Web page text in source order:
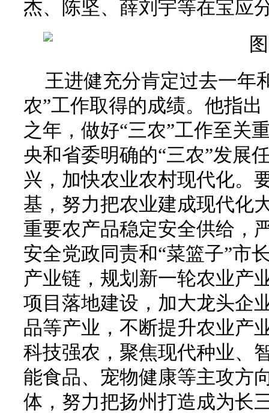
杰、陈坚、薛刘宇等在宝应
王进健充分肯定过去一年
农”工作取得的成绩。他指出
之年，做好“三农”工作至关
央和省委明确的“三农”发展
兴，加快农业农村现代化。
基，努力把农业建成现代化
重要农产品稳定安全供给，
安全党政同责和“菜篮子”市
产业链，规划新一轮农业产
项目落地建设，加大龙头企
品等产业，不断提升农业产
科技强农，聚焦现代种业、
能食品、宠物健康等主攻方
体，努力把扬州打造成为长